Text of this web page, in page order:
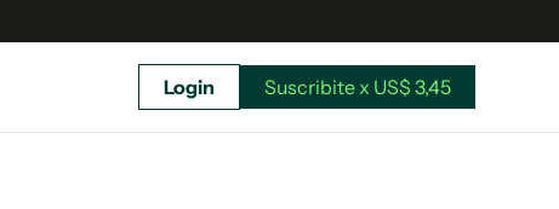
Login Suscribite x US$ 3,45